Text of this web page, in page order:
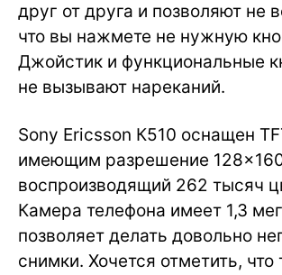
друг от друга и позволяют не
что вы нажмете не нужную
Джойстик и функциональные
не вызывают нареканий.
Sony Ericsson К510 оснащен
имеющим разрешение
воспроизводящий 262 тысяч
Камера телефона имеет 1,3
позволяет делать довольно
снимки. Хочется отметить, что